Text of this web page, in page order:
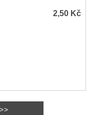
2,50 Kč